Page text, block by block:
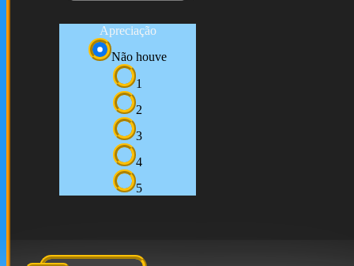
Apreciação
Não houve
1
2
3
4
5